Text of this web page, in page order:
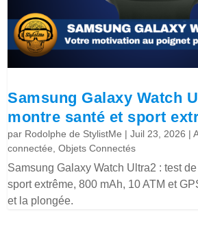
Samsung Galaxy Watch
montre santé et sport
par Rodolphe de StylistMe |Juil 23, 2026 |
connectée ,Objets Connectés
Samsung Galaxy Watch Ultra2 : test
sport extrême, 800 mAh, 10 ATM et
et la plongée.